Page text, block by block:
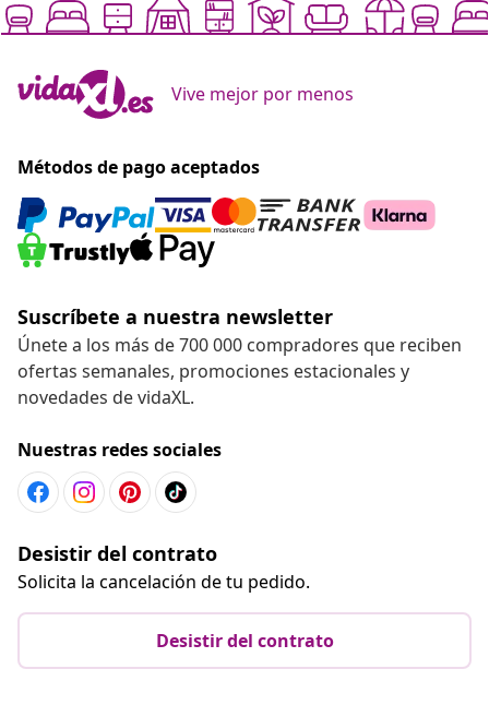
Vive mejor por menos
Métodos de pago aceptados
Suscríbete a nuestra newsletter
Únete a los más de 700 000 compradores que reciben
ofertas semanales, promociones estacionales y
novedades de vidaXL.
Nuestras redes sociales
Desistir del contrato
Solicita la cancelación de tu pedido.
Desistir del contrato